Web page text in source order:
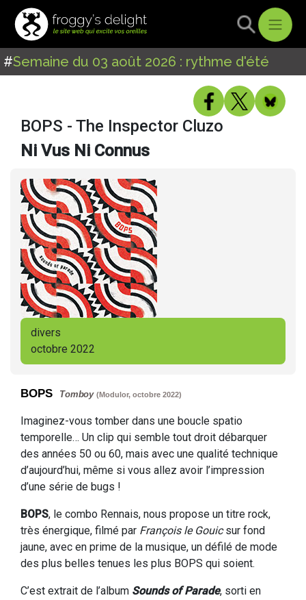
#Semaine du 03 août 2026 : rythme d'été
BOPS - The Inspector Cluzo
Ni Vus Ni Connus
divers
octobre 2022
BOPS Tomboy(Modulor, octobre 2022)
Imaginez-vous tomber dans une boucle spatio
temporelle… Un clip qui semble tout droit débarquer
des années 50 ou 60, mais avec une qualité technique
d’aujourd’hui, même si vous allez avoir l’impression
d’une série de bugs !
BOPS, le combo Rennais, nous propose un titre rock,
très énergique, filmé par François le Gouicsur fond
jaune, avec en prime de la musique, un défilé de mode
des plus belles tenues les plus BOPS qui soient.
C’est extrait de l’album Sounds of Parade, sorti en